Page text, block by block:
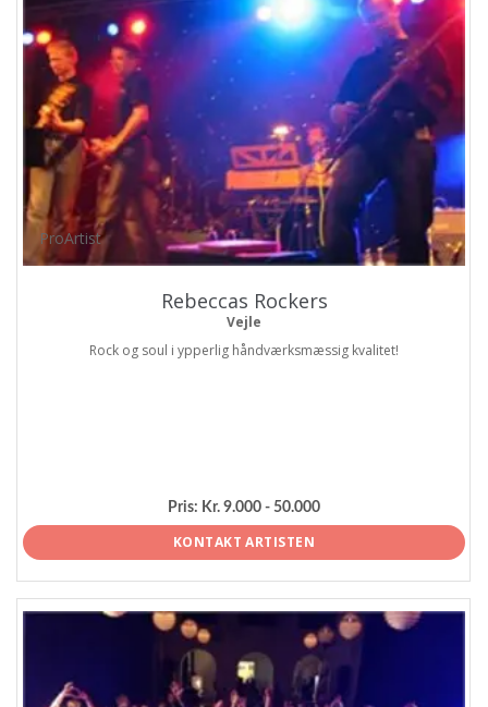
ProArtist
Rebeccas Rockers
Vejle
Rock og soul i ypperlig håndværksmæssig kvalitet!
Pris: Kr. 9.000 - 50.000
KONTAKT ARTISTEN